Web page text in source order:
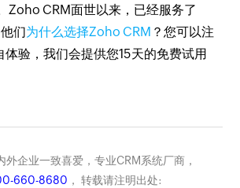
Zoho CRM面世以来，已经服务了
们为什么选择Zoho CRM ？您可以注
验，我们会提供您15天的免费试用
外企业一致喜爱，专业CRM系统厂商，
660-8680 ， 转载请注明出处: